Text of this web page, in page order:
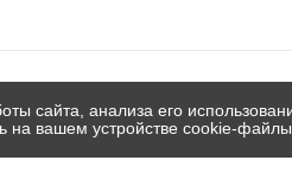
сайта, анализа его
на вашем устройстве cookie-файлы.